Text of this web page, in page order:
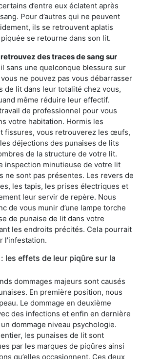
d’entre eux éclatent après
Pour d’autres qui ne peuvent
ils se retrouvent aplatis
se retourne dans son lit.
des traces de sang sur
sans une quelconque blessure sur
ne pouvez pas vous débarrasser
de lit dans leur totalité chez vous,
même réduire leur effectif.
de professionnel pour vous
votre habitation. Hormis les
fissures, vous retrouverez les œufs,
déjections des punaises de lits
de la structure de votre lit.
inspection minutieuse de votre lit
ne sont pas présentes. Les revers de
les tapis, les prises électriques et
leur servir de repère. Nous
de vous munir d’une lampe torche
de punaise de lit dans votre
les endroits précités. Cela pourrait
l'infestation.
les effets de leur piqûre sur la
dommages majeurs sont causés
En première position, nous
Le dommage en deuxième
des infections et enfin en dernière
dommage niveau psychologie.
les punaises de lit sont
par les marques de piqûres ainsi
qu’elles occasionnent. Ces deux